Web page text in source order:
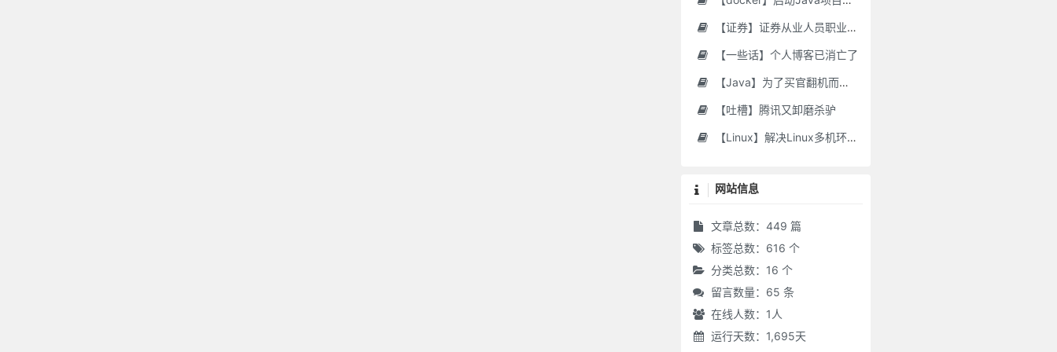
【证券】证券从业人员职业道德要求及常见违规行为
【一些话】个人博客已消亡了
【Java】为了买官翻机而写的代码-DJI Stock Checker
【吐槽】腾讯又卸磨杀驴
【Linux】解决Linux多机环境UID/GID不一致导致的备份权限问题
网站信息
文章总数：449 篇
标签总数：616 个
分类总数：16 个
留言数量：65 条
在线人数： 1 人
运行天数：1,695天